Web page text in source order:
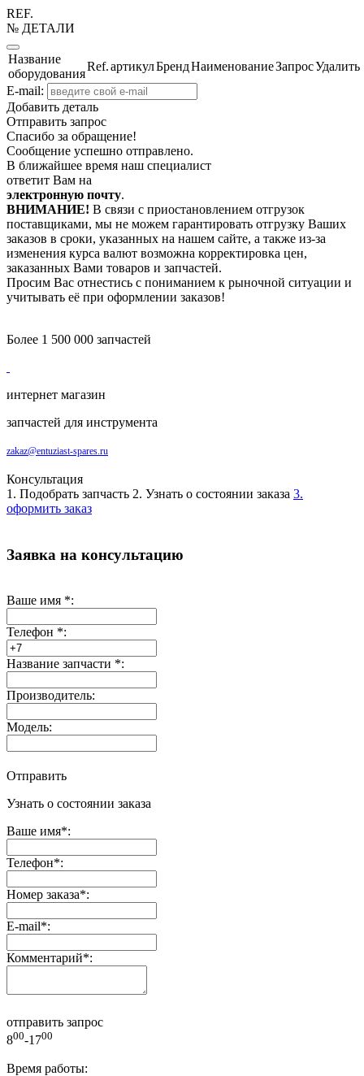
REF.
№ ДЕТАЛИ
Название
оборудования
Ref.артикулБрендНаименованиеЗапросУдалить
E-mail:
Добавить деталь
Отправить запрос
Спасибо за обращение!
Сообщение успешно отправлено.
В ближайшее время наш специалист
ответит Вам на
электронную почту.
ВНИМАНИЕ! В связи с приостановлением отгрузок
поставщиками, мы не можем гарантировать отгрузку Ваших
заказов в сроки, указанных на нашем сайте, а также из-за
изменения курса валют возможна корректировка цен,
заказанных Вами товаров и запчастей.
Просим Вас отнестись с пониманием к рыночной ситуации и
учитывать её при оформлении заказов!
Более 1 500 000 запчастей
интернет магазин
запчастей для инструмента
zakaz@entuziast-spares.ru
Консультация
1. Подобрать запчасть 2. Узнать о состоянии заказа 3.
оформить заказ
Заявка на консультацию
Ваше имя *:
Телефон *:
Название запчасти *:
Производитель:
Модель:
Отправить
Узнать о состоянии заказа
Ваше имя*:
Телефон*:
Номер заказа*:
E-mail*:
Комментарий*:
отправить запрос
800-1700
Время работы: